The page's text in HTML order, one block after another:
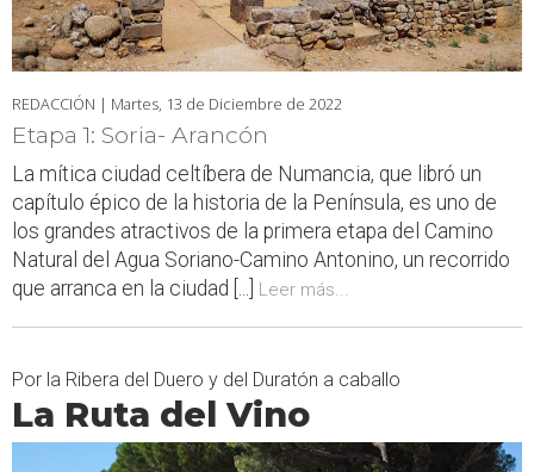
REDACCIÓN | Martes, 13 de Diciembre de 2022
Etapa 1: Soria- Arancón
La mítica ciudad celtíbera de Numancia, que libró un
capítulo épico de la historia de la Península, es uno de
los grandes atractivos de la primera etapa del Camino
Natural del Agua Soriano-Camino Antonino, un recorrido
que arranca en la ciudad [...]
Leer más...
Por la Ribera del Duero y del Duratón a caballo
La Ruta del Vino